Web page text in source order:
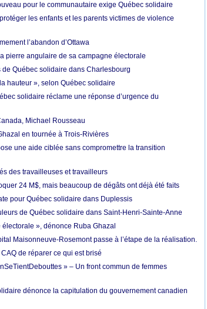
pour le communautaire exige Québec solidaire
les enfants et les parents victimes de violence
l’abandon d’Ottawa
pierre angulaire de sa campagne électorale
Québec solidaire dans Charlesbourg
hauteur », selon Québec solidaire
solidaire réclame une réponse d’urgence du
Michael Rousseau
en tournée à Trois-Rivières
une aide ciblée sans compromettre la transition
des travailleuses et travailleurs
24 M$, mais beaucoup de dégâts ont déjà été faits
pour Québec solidaire dans Duplessis
de Québec solidaire dans Saint-Henri-Sainte-Anne
», dénonce Ruba Ghazal
Maisonneuve-Rosemont passe à l’étape de la réalisation.
de réparer ce qui est brisé
» – Un front commun de femmes
dénonce la capitulation du gouvernement canadien